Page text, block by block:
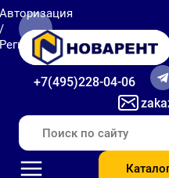
+7(495)228-04-06